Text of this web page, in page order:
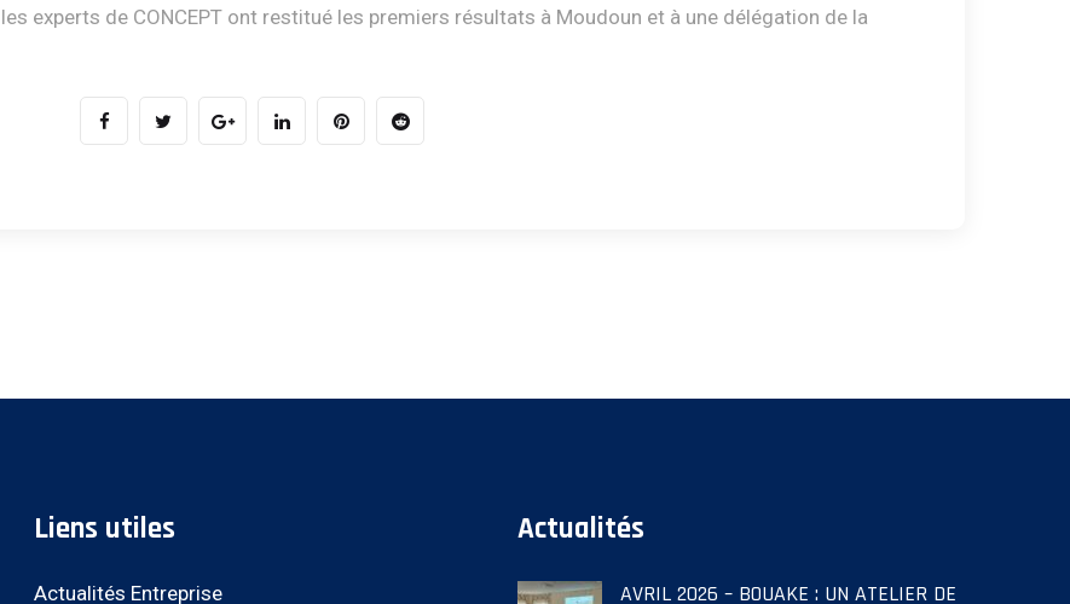
experts de CONCEPT ont restitué les premiers résultats à Moudoun et à une délégation de la
Liens utiles
Actualités Entreprise
Actualités
AVRIL 2026 – BOUAKE : UN ATELIER DE